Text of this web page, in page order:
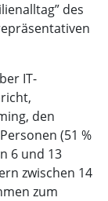
des
IT-
den
(51 %
6 und 13
zwischen 14
zum